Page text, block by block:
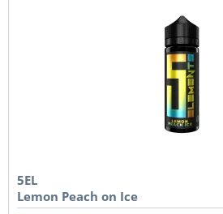
5EL
Lemon Peach on Ice